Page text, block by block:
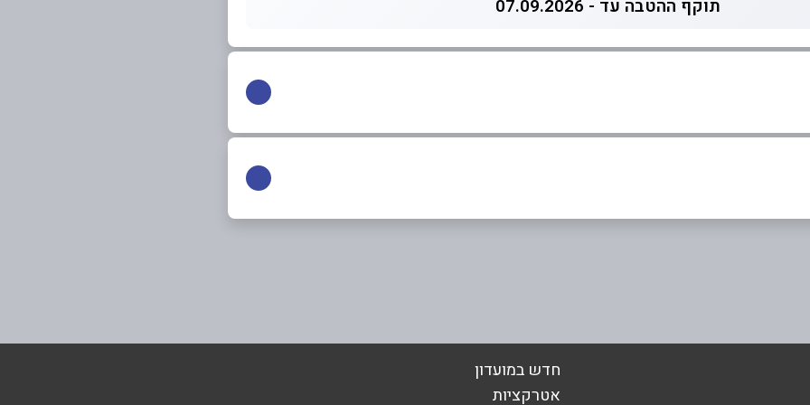
תוקף ההטבה עד - 07.09.2026
אימייל*
חדש במועדון
אטרקציות